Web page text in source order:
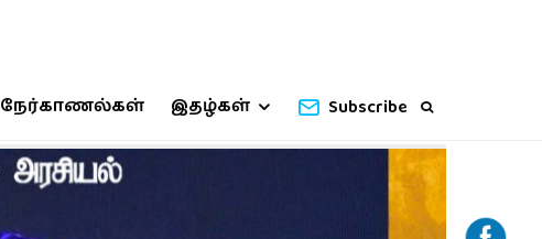
நேர்காணல்கள் இதழ்கள் Subscribe